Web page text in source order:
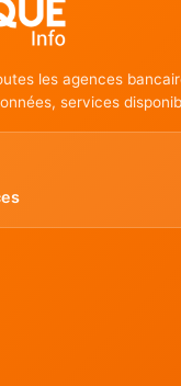
les agences
services